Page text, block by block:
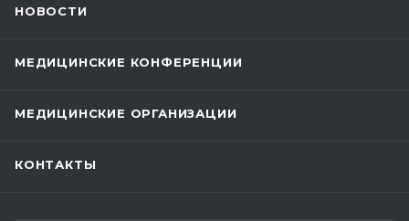
НОВОСТИ
МЕДИЦИНСКИЕ КОНФЕРЕНЦИИ
МЕДИЦИНСКИЕ ОРГАНИЗАЦИИ
КОНТАКТЫ